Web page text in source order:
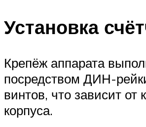
Установка
Крепёж аппарата
посредством ДИН-
винтов, что зависит от
корпуса.